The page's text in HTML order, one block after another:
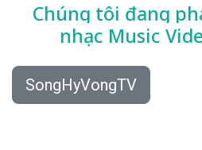
Chúng tôi đang
nhạc Music
SongHyVongTV